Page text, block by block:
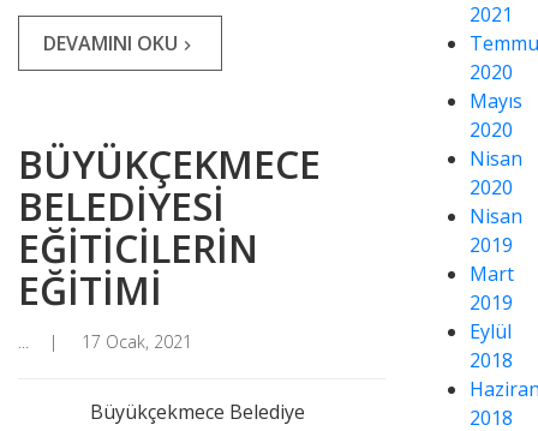
DEVAMINI OKU navigate_next
BÜYÜKÇEKMECE
BELEDİYESİ
EĞİTİCİLERİN
EĞİTİMİ
... 17 Ocak, 2021
Büyükçekmece Belediye
2021
2020
Mayıs
2020
Nisan
2020
Nisan
2019
Mart
2019
Eylül
2018
2018